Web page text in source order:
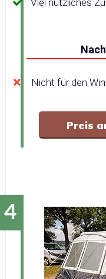
Viel nützliches
Nicht für den
Preis